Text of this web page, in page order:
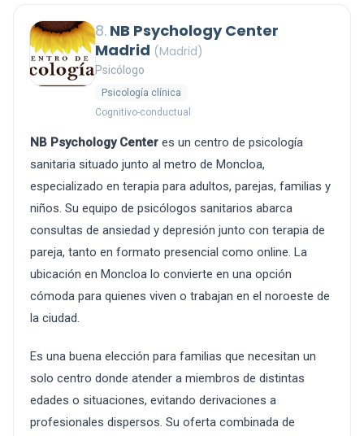
8. NB Psychology Center
Madrid (Madrid)
Psicólogo
Psicología clínica
Cognitivo-conductual
NB Psychology Center es un centro de psicología
sanitaria situado junto al metro de Moncloa,
especializado en terapia para adultos, parejas, familias y
niños. Su equipo de psicólogos sanitarios abarca
consultas de ansiedad y depresión junto con terapia de
pareja, tanto en formato presencial como online. La
ubicación en Moncloa lo convierte en una opción
cómoda para quienes viven o trabajan en el noroeste de
la ciudad.
Es una buena elección para familias que necesitan un
solo centro donde atender a miembros de distintas
edades o situaciones, evitando derivaciones a
profesionales dispersos. Su oferta combinada de